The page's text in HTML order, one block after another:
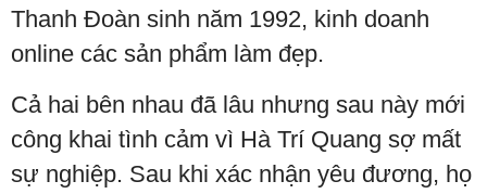
Thanh Đoàn sinh năm 1992, kinh doanh
online các sản phẩm làm đẹp.
Cả hai bên nhau đã lâu nhưng sau này mới
công khai tình cảm vì Hà Trí Quang sợ mất
sự nghiệp. Sau khi xác nhận yêu đương, họ